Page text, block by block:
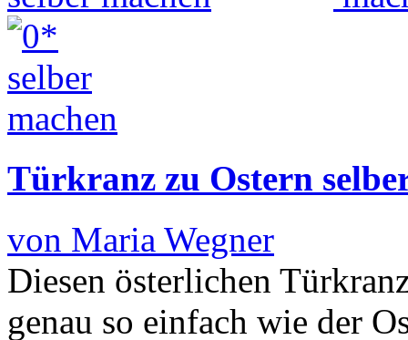
Türkranz zu Ostern
von Maria Wegner
Diesen österlichen
genau so einfach wie der